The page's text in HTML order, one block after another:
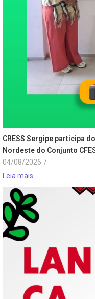
CRESS Sergipe participa
Nordeste do Conjunto
04/08/2026 /
Leia mais